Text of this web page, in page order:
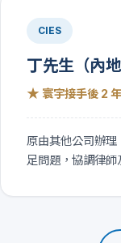
CIES
丁先生（內地
★ 寰宇接手後 2
原由其他公司辦
足問題，協調律師